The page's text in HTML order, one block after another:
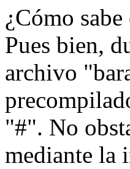
¿Cómo
Pues bien,
archivo
"#". No
mediante la